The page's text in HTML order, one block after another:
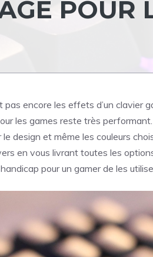
POUR
encore les effets d’un clavier
les games reste très
design et même les couleurs
en vous livrant toutes les
pour un gamer de les